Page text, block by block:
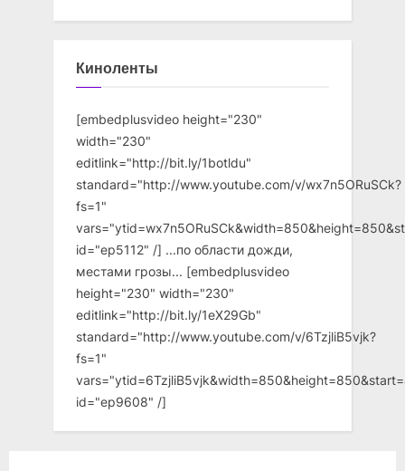
Киноленты
[embedplusvideo height="230"
width="230"
editlink="http://bit.ly/1botldu"
standard="http://www.youtube.com/v/wx7n5ORuSCk?
fs=1"
id="ep5112" /] ...по области дожди,
местами грозы... [embedplusvideo
height="230" width="230"
editlink="http://bit.ly/1eX29Gb"
standard="http://www.youtube.com/v/6TzjliB5vjk?
fs=1"
id="ep9608" /]